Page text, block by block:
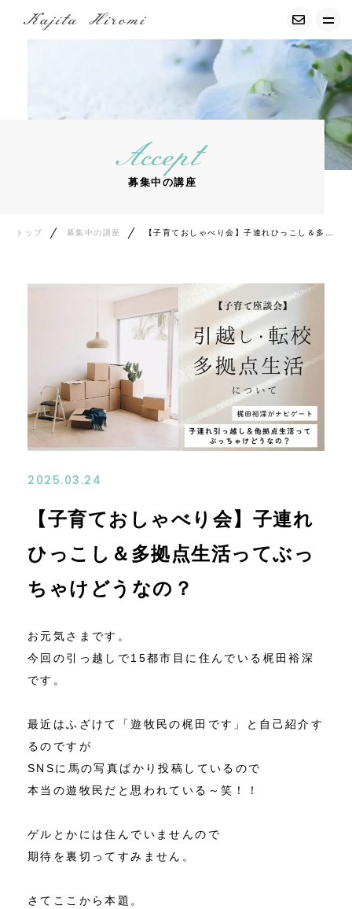
経調気功について
募集中の講座
プロフィール
コンテンツ
エッセイ
アクセス
Accept
募集中の講座
トップ 募集中の講座
2025.03.24
【子育ておしゃべり会】子連れ
ひっこし＆多拠点生活ってぶっ
ちゃけどうなの？
お元気さまです。
今回の引っ越しで15都市目に住んでいる梶田裕深
です。
最近はふざけて「遊牧民の梶田です」と自己紹介す
るのですが
SNSに馬の写真ばかり投稿しているので
本当の遊牧民だと思われている～笑！！
ゲルとかには住んでいませんので
期待を裏切ってすみません。
さてここから本題。